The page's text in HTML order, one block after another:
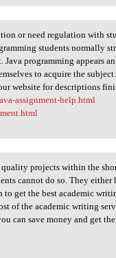
or need regulation with
students normally
programming appears
to acquire the
website for descriptions
assignment-help.html
projects within the
cannot do so. They either
get the best academic
of the academic writing
can save money and get